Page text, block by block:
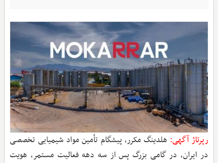
رپرتاژ آگهی: هلدینگ مکرر، پیشگام تأمین مواد شیمیایی تخصصی
در ایران، در گامی بزرگ پس از سه دهه فعالیت مستمر، هویت